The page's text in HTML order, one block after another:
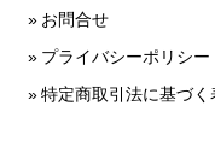
お問合せ
プライバシーポリシー
特定商取引法に基づく